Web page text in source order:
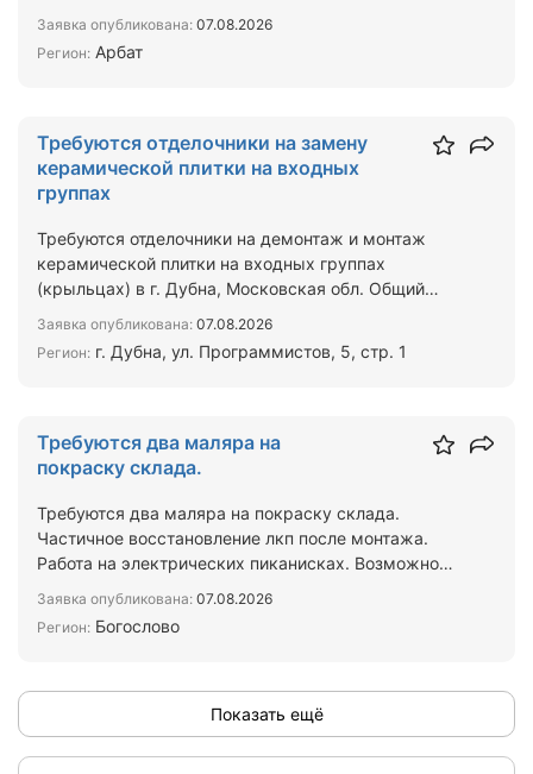
Заявка опубликована: 07.08.2026
Регион: Арбат
Требуются отделочники на замену
керамической плитки на входных
группах
Требуются отделочники на демонтаж и монтаж
керамической плитки на входных группах
(крыльцах) в г. Дубна, Московская обл. Общий
Заявка опубликована: 07.08.2026
Регион: г. Дубна, ул. Программистов, 5, стр. 1
Требуются два маляра на
покраску склада.
Требуются два маляра на покраску склада.
Частичное восстановление лкп после монтажа.
Работа на электрических пиканисках. Возможно
Заявка опубликована: 07.08.2026
Регион: Богослово
Показать ещё